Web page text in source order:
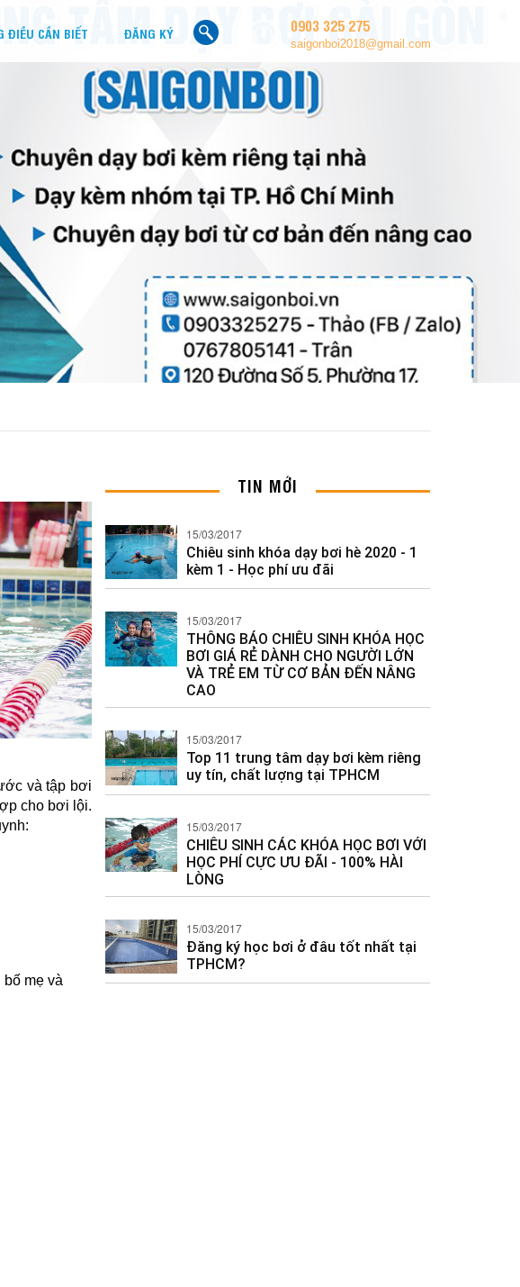
0903 325 275
saigonboi2018@gmail.com
ĐIỀU CẦN BIẾT ĐĂNG KÝ
và tập bơi
cho bơi lội.
mẹ và
TIN MỚI
15/03/2017
Chiêu sinh khóa dạy bơi hè 2020 - 1
kèm 1 - Học phí ưu đãi
15/03/2017
THÔNG BÁO CHIÊU SINH KHÓA HỌC
BƠI GIÁ RẺ DÀNH CHO NGƯỜI LỚN
VÀ TRẺ EM TỪ CƠ BẢN ĐẾN NÂNG
CAO
15/03/2017
Top 11 trung tâm dạy bơi kèm riêng
uy tín, chất lượng tại TPHCM
15/03/2017
CHIÊU SINH CÁC KHÓA HỌC BƠI VỚI
HỌC PHÍ CỰC ƯU ĐÃI - 100% HÀI
LÒNG
15/03/2017
Đăng ký học bơi ở đâu tốt nhất tại
TPHCM?